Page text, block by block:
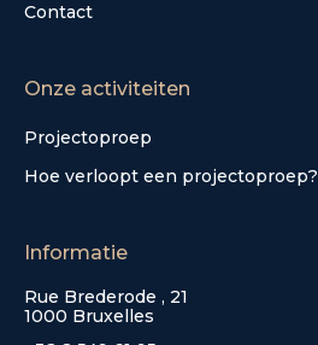
Contact
Onze activiteiten
Projectoproep
Hoe verloopt een projectoproep?
Informatie
Rue Brederode , 21
1000 Bruxelles